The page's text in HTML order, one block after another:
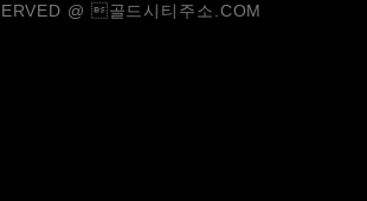
@ 골드시티주소.COM